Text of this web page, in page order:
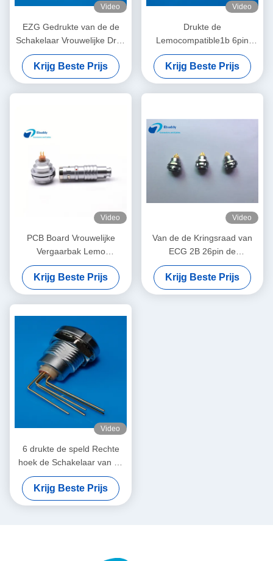
Video
EZG Gedrukte van de de
Schakelaar Vrouwelijke Druk
van de Kringsraad de
Contactdoosschakelaar van
PCB
Krijg Beste Prijs
Video
Drukte de
Lemocompatible1b 6pin
rechte hoek de Schakelaar
van de Kringsraad voor
Achtercomité Steun
Krijg Beste Prijs
Video
PCB Board Vrouwelijke
Vergaarbak Lemo
Compatibele EEG 0K 4-pins
Achterpaneel Socket:
Krijg Beste Prijs
Video
Van de de Kringsraad van
ECG 2B 26pin de
Machtsschakelaar met
Medische Faciliteitencomité
Contactdoos
Krijg Beste Prijs
Video
6 drukte de speld Rechte
hoek de Schakelaar van de
Kringsraad, zetten PCB
Schakelaar op
Krijg Beste Prijs